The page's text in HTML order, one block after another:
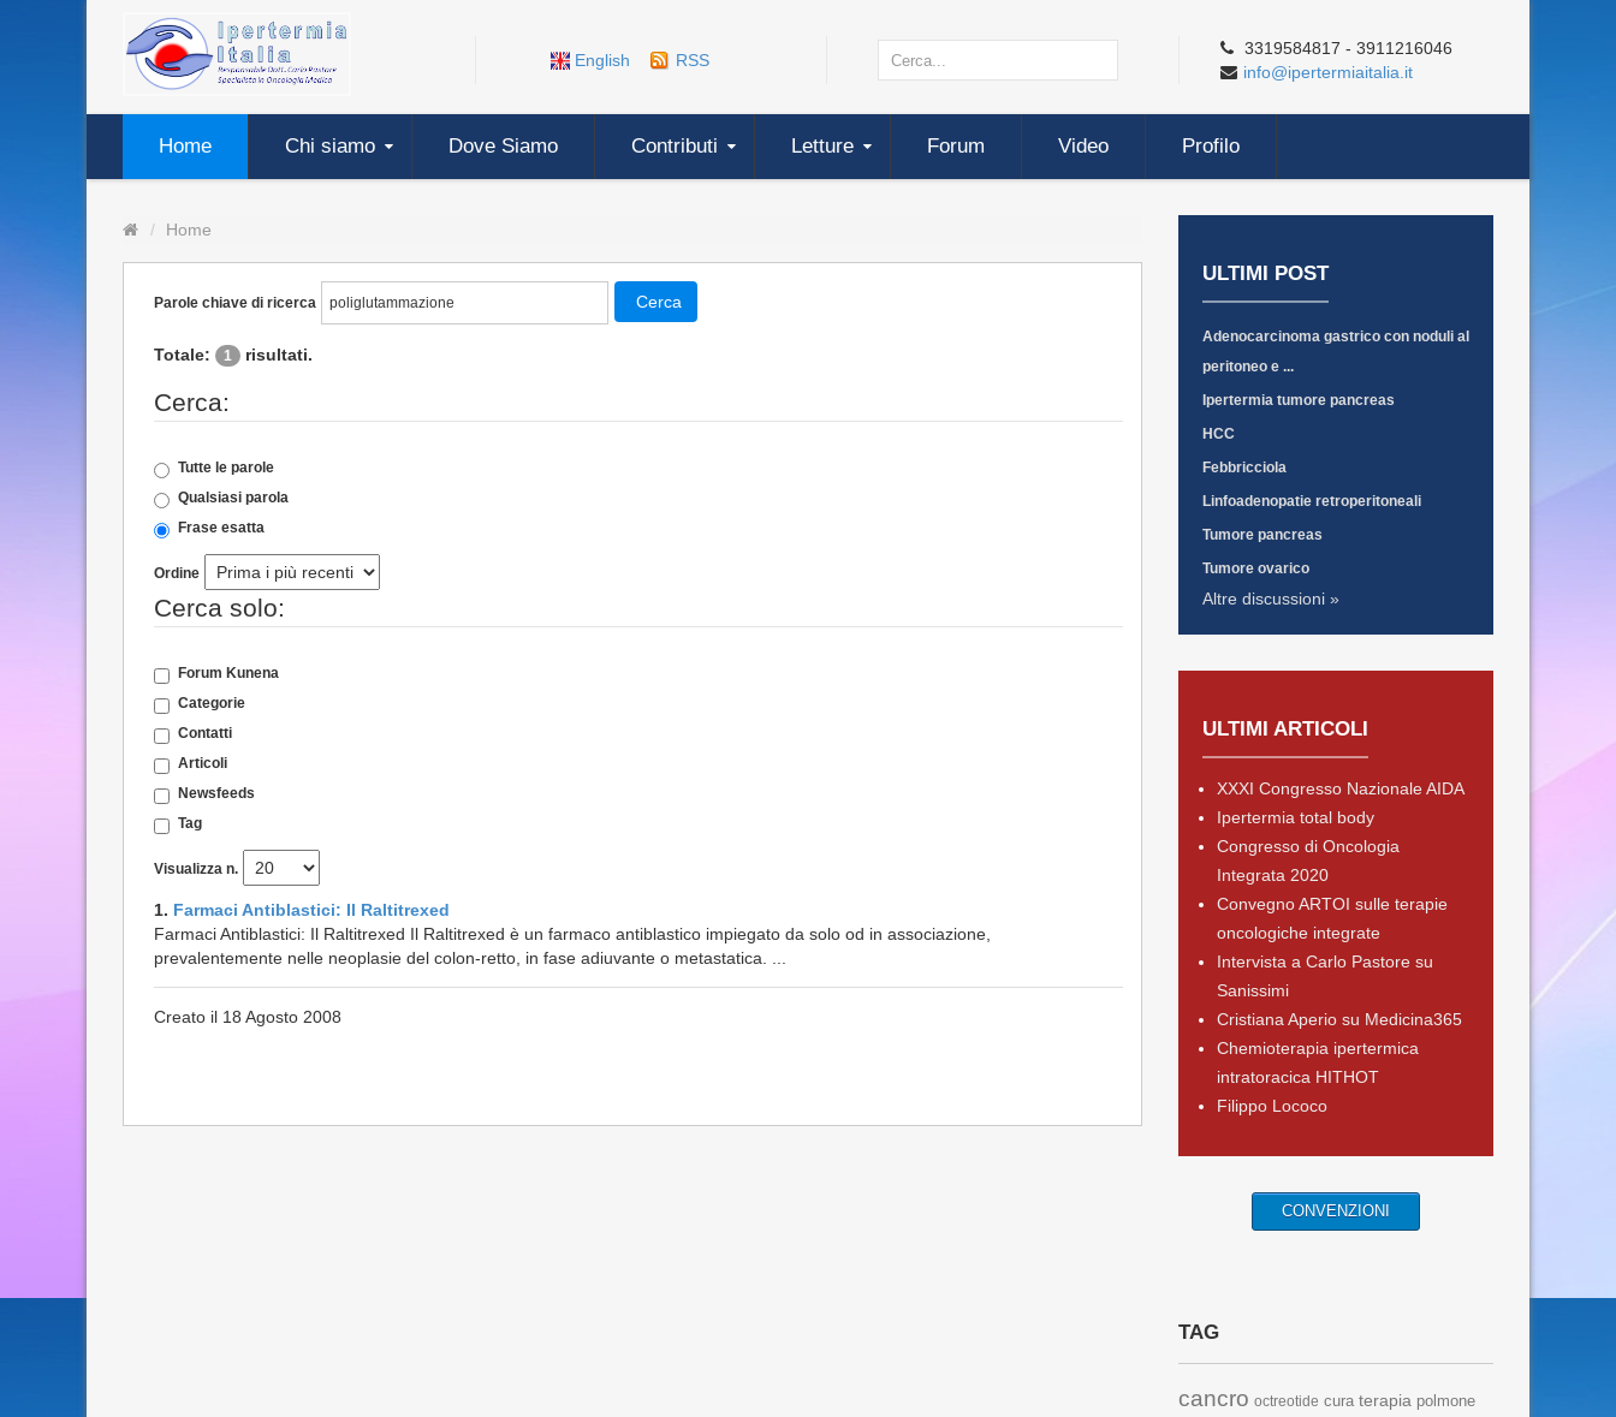
English RSS
3319584817 - 3911216046
info@ipertermiaitalia.it
Home Chi siamo Dove Siamo Contributi Letture Forum Video Profilo
Home
Parole chiave di ricerca Cerca
Totale: 1 risultati.
Cerca:
Tutte le parole
Qualsiasi parola
Frase esatta
Ordine
Cerca solo:
Forum Kunena
Categorie
Contatti
Articoli
Newsfeeds
Tag
Visualizza n.
1. Farmaci Antiblastici: Il Raltitrexed
Farmaci Antiblastici: Il Raltitrexed Il Raltitrexed è un farmaco antiblastico impiegato da solo od in associazione,
prevalentemente nelle neoplasie del colon-retto, in fase adiuvante o metastatica. ...
Creato il 18 Agosto 2008
ULTIMI POST
Adenocarcinoma gastrico con noduli al
peritoneo e ...
Ipertermia tumore pancreas
HCC
Febbricciola
Linfoadenopatie retroperitoneali
Tumore pancreas
Tumore ovarico
Altre discussioni »
ULTIMI ARTICOLI
XXXI Congresso Nazionale AIDA
Ipertermia total body
Congresso di Oncologia
Integrata 2020
Convegno ARTOI sulle terapie
oncologiche integrate
Intervista a Carlo Pastore su
Sanissimi
Cristiana Aperio su Medicina365
Chemioterapia ipertermica
intratoracica HITHOT
Filippo Lococo
CONVENZIONI
TAG
cancro octreotide cura terapia polmone